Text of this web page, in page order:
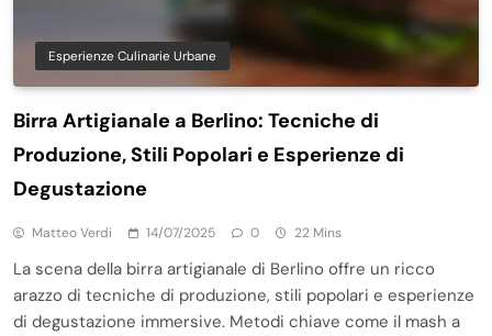
Esperienze Culinarie Urbane
Birra Artigianale a Berlino: Tecniche di
Produzione, Stili Popolari e Esperienze di
Degustazione
Matteo Verdi 14/07/2025 0 22 Mins
La scena della birra artigianale di Berlino offre un ricco
arazzo di tecniche di produzione, stili popolari e esperienze
di degustazione immersive. Metodi chiave come il mash a